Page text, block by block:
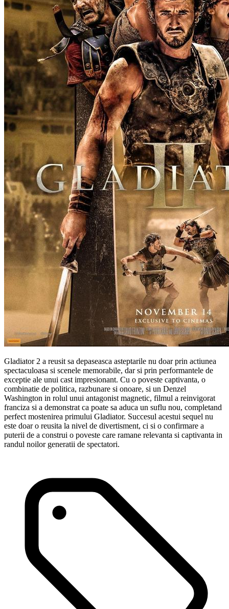
Gladiator 2 a reusit sa depaseasca asteptarile nu doar prin actiunea
spectaculoasa si scenele memorabile, dar si prin performantele de
exceptie ale unui cast impresionant. Cu o poveste captivanta, o
combinatie de politica, razbunare si onoare, si un Denzel
Washington in rolul unui antagonist magnetic, filmul a reinvigorat
franciza si a demonstrat ca poate sa aduca un suflu nou, completand
perfect mostenirea primului Gladiator. Succesul acestui sequel nu
este doar o reusita la nivel de divertisment, ci si o confirmare a
puterii de a construi o poveste care ramane relevanta si captivanta in
randul noilor generatii de spectatori.